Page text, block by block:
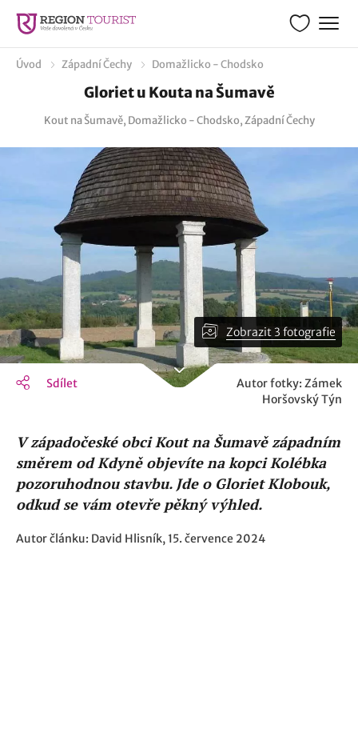
Úvod Západní Čechy Domažlicko - Chodsko
Gloriet u Kouta na Šumavě
Kout na Šumavě, Domažlicko - Chodsko, Západní Čechy
Zobrazit 3 fotografie
Sdílet
Autor fotky: Zámek
Horšovský Týn
V západočeské obci Kout na Šumavě západním
směrem od Kdyně objevíte na kopci Kolébka
pozoruhodnou stavbu. Jde o Gloriet Klobouk,
odkud se vám otevře pěkný výhled.
Autor článku: David Hlisník, 15. července 2024